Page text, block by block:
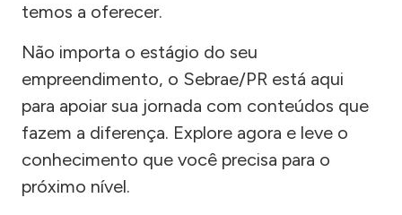
temos a oferecer.
Não importa o estágio do seu
empreendimento, o Sebrae/PR está aqui
para apoiar sua jornada com conteúdos que
fazem a diferença. Explore agora e leve o
conhecimento que você precisa para o
próximo nível.